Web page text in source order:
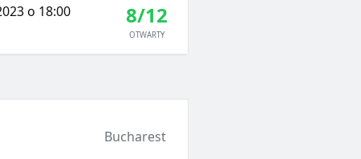
o 18:00 8/12
OTWARTY
Bucharest